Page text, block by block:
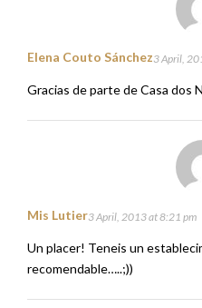
Elena Couto Sánchez3 April,
Gracias de parte de Casa dos
Mis Lutier3 April, 2013 at 8:21 pm
Un placer! Teneis un
recomendable…..;))